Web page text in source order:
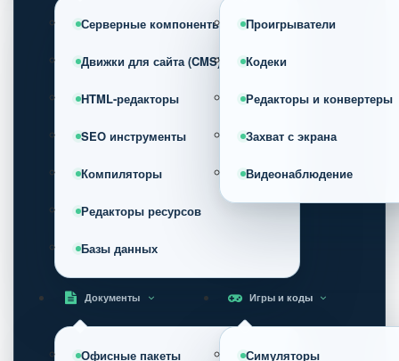
Серверные компоненты
Движки для сайта (CMS)
HTML-редакторы
SEO инструменты
Компиляторы
Редакторы ресурсов
Базы данных
Проигрыватели
Кодеки
Редакторы и конвертеры
Захват с экрана
Видеонаблюдение
Документы
Офисные пакеты
Игры и коды
Симуляторы